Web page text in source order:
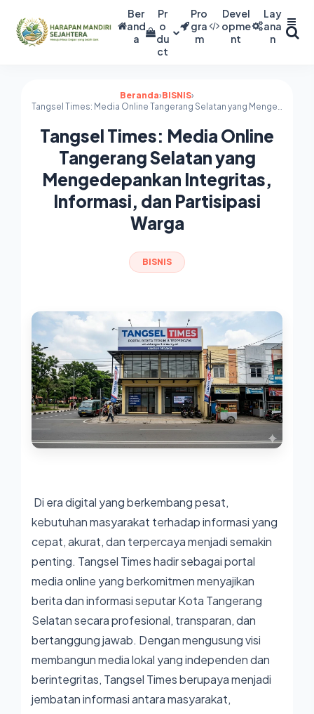
Ber
and
a
Pr
o
du
ct
Pro
gra
m
Devel
opme
nt
Lay
ana
n
Beranda›BISNIS›
Tangsel Times: Media Online Tangerang Selatan yang Mengedepankan Integritas, Informasi, dan Partisipasi Warga
Tangsel Times: Media Online
Tangerang Selatan yang
Mengedepankan Integritas,
Informasi, dan Partisipasi
Warga
BISNIS
Di era digital yang berkembang pesat,
kebutuhan masyarakat terhadap informasi yang
cepat, akurat, dan terpercaya menjadi semakin
penting. Tangsel Timeshadir sebagai portal
media online yang berkomitmen menyajikan
berita dan informasi seputar Kota Tangerang
Selatan secara profesional, transparan, dan
bertanggung jawab. Dengan mengusung visi
membangun media lokal yang independen dan
berintegritas, Tangsel Times berupaya menjadi
jembatan informasi antara masyarakat,